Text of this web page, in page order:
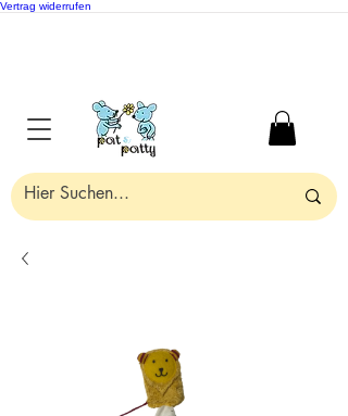
Vertrag widerrufen